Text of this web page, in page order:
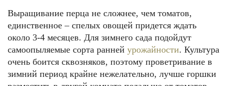
Выращивание перца не сложнее, чем томатов,
единственное – спелых овощей придется ждать
около 3-4 месяцев. Для зимнего сада подойдут
самоопыляемые сорта ранней урожайности. Культура
очень боится сквозняков, поэтому проветривание в
зимний период крайне нежелательно, лучше горшки